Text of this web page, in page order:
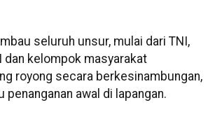
seluruh unsur, mulai dari TNI,
dan kelompok masyarakat
royong secara berkesinambungan,
penanganan awal di lapangan.